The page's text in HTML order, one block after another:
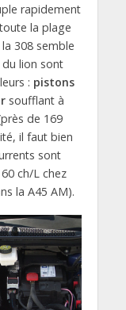
rapidement
la plage
308 semble
du lion sont
: pistons
soufflant à
de 169
il faut bien
sont
ch/L chez
la A45 AM).